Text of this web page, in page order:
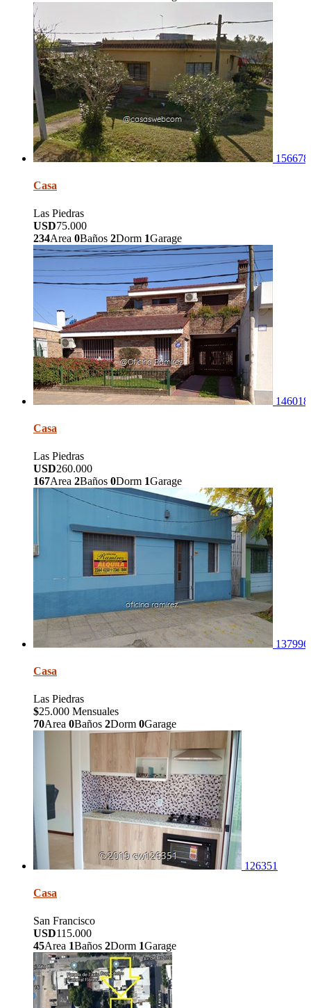
156678
Casa
Las Piedras
USD75.000
234Area 0Baños 2Dorm 1Garage
146018
Casa
Las Piedras
USD260.000
167Area 2Baños 0Dorm 1Garage
137996
Casa
Las Piedras
$25.000 Mensuales
70Area 0Baños 2Dorm 0Garage
126351
Casa
San Francisco
USD115.000
45Area 1Baños 2Dorm 1Garage